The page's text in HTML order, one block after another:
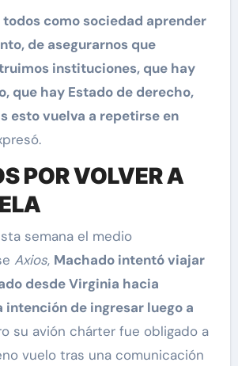
todos como sociedad aprender
de asegurarnos que
instituciones, que hay
que hay Estado de derecho,
esto vuelva a repetirse en
POR VOLVER A
semana el medio
Axios, Machado intentó viajar
desde Virginia hacia
intención de ingresar luego a
su avión chárter fue obligado a
vuelo tras una comunicación